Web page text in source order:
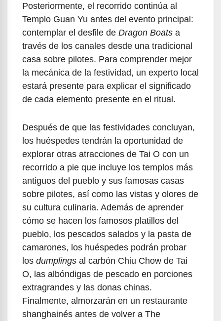
Posteriormente, el recorrido continúa al
Templo Guan Yu antes del evento principal:
contemplar el desfile de Dragon Boats a
través de los canales desde una tradicional
casa sobre pilotes. Para comprender mejor
la mecánica de la festividad, un experto local
estará presente para explicar el significado
de cada elemento presente en el ritual.
Después de que las festividades concluyan,
los huéspedes tendrán la oportunidad de
explorar otras atracciones de Tai O con un
recorrido a pie que incluye los templos más
antiguos del pueblo y sus famosas casas
sobre pilotes, así como las vistas y olores de
su cultura culinaria. Además de aprender
cómo se hacen los famosos platillos del
pueblo, los pescados salados y la pasta de
camarones, los huéspedes podrán probar
los dumplings al carbón Chiu Chow de Tai
O, las albóndigas de pescado en porciones
extragrandes y las donas chinas.
Finalmente, almorzarán en un restaurante
shanghainés antes de volver a The